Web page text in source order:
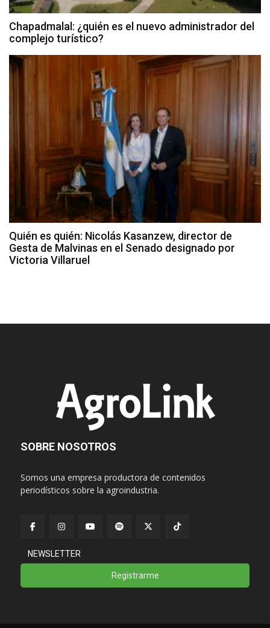
Chapadmalal: ¿quién es el nuevo administrador del
complejo turístico?
Quién es quién: Nicolás Kasanzew, director de
Gesta de Malvinas en el Senado designado por
Victoria Villaruel
SOBRE NOSOTROS
Somos una empresa productora de contenidos
periodísticos sobre la agroindustria.
NEWSLETTER
Registrarme